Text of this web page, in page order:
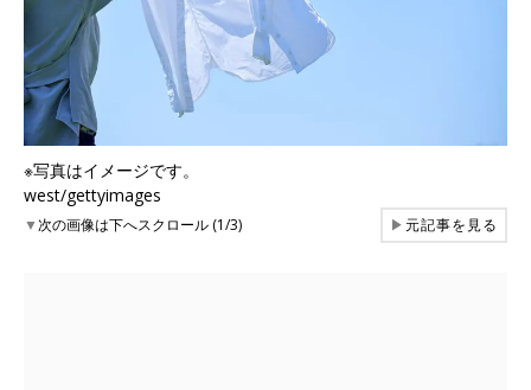
※写真はイメージです。
west/gettyimages
▼次の画像は下へスクロール (1/3) ▶元記事を見る